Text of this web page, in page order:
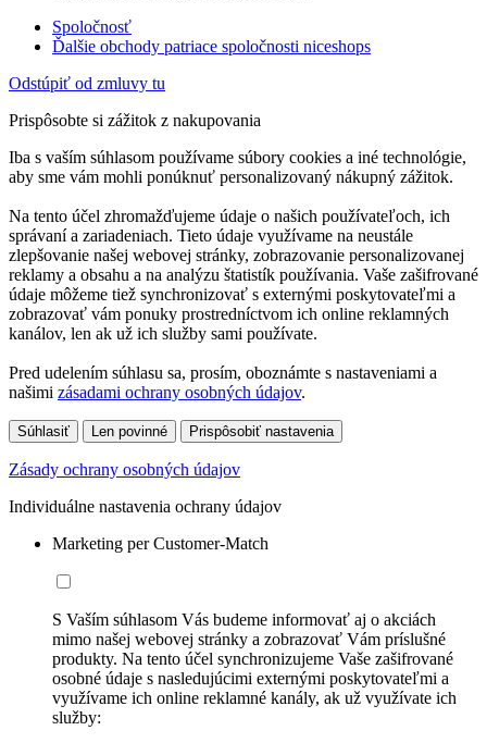
Spoločnosť
Ďalšie obchody patriace spoločnosti niceshops
Odstúpiť od zmluvy tu
Prispôsobte si zážitok z nakupovania
Iba s vaším súhlasom používame súbory cookies a iné technológie,
aby sme vám mohli ponúknuť personalizovaný nákupný zážitok.
Na tento účel zhromažďujeme údaje o našich používateľoch, ich
správaní a zariadeniach. Tieto údaje využívame na neustále
zlepšovanie našej webovej stránky, zobrazovanie personalizovanej
reklamy a obsahu a na analýzu štatistík používania. Vaše zašifrované
údaje môžeme tiež synchronizovať s externými poskytovateľmi a
zobrazovať vám ponuky prostredníctvom ich online reklamných
kanálov, len ak už ich služby sami používate.
Pred udelením súhlasu sa, prosím, oboznámte s nastaveniami a
našimi zásadami ochrany osobných údajov.
Súhlasiť Len povinné Prispôsobiť nastavenia
Zásady ochrany osobných údajov
Individuálne nastavenia ochrany údajov
Marketing per Customer-Match
S Vaším súhlasom Vás budeme informovať aj o akciách
mimo našej webovej stránky a zobrazovať Vám príslušné
produkty. Na tento účel synchronizujeme Vaše zašifrované
osobné údaje s nasledujúcimi externými poskytovateľmi a
využívame ich online reklamné kanály, ak už využívate ich
služby: